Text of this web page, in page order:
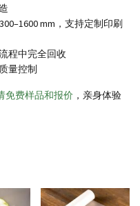
mm，支持定制印刷
程中完全回收
量控制
免费样品和报价 ，亲身体验